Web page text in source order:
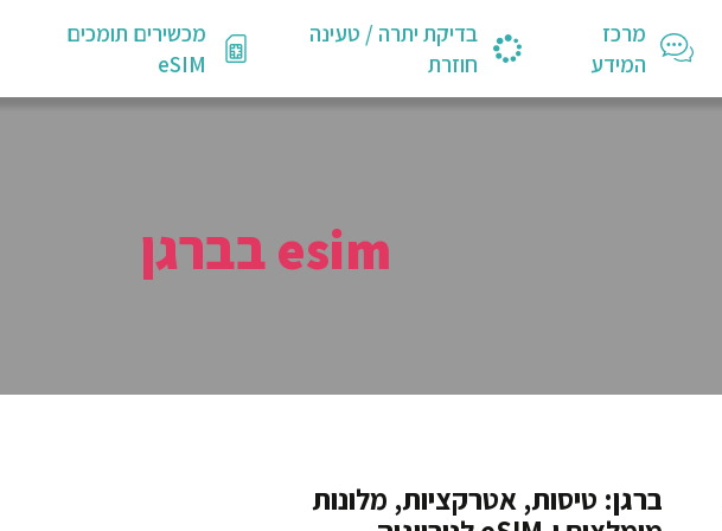
מרכז
המידע
בדיקת יתרה / טעינה
חוזרת
מכשירים תומכים
eSIM
esim בברגן
ברגן: טיסות, אטרקציות, מלונות